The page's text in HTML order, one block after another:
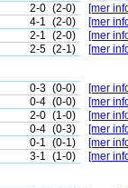
2-0 (2-0)
[mer
4-1 (2-0)
[mer
2-1 (2-0)
[mer
2-5 (2-1) [mer
0-3 (0-0)
[mer
0-4 (0-0)
[mer
2-0 (1-0)
[mer
0-4 (0-3)
[mer
0-1 (0-1)
[mer
3-1 (1-0) [mer